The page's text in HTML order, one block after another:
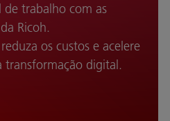
de trabalho com as
Ricoh.
os custos e acelere
transformação digital.